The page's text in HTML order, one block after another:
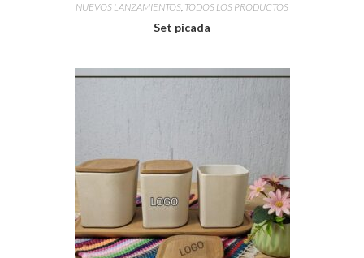
NUEVOS LANZAMIENTOS, TODOS LOS PRODUCTOS
Set picada